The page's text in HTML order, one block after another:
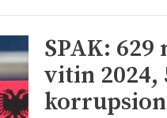
SPAK:
vitin 2024,